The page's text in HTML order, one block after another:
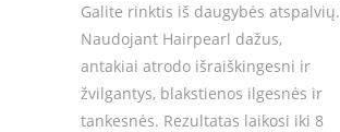
Galite rinktis iš daugybės atspalvių.
Naudojant Hairpearl dažus,
antakiai atrodo išraiškingesni ir
žvilgantys, blakstienos ilgesnės ir
tankesnės. Rezultatas laikosi iki 8